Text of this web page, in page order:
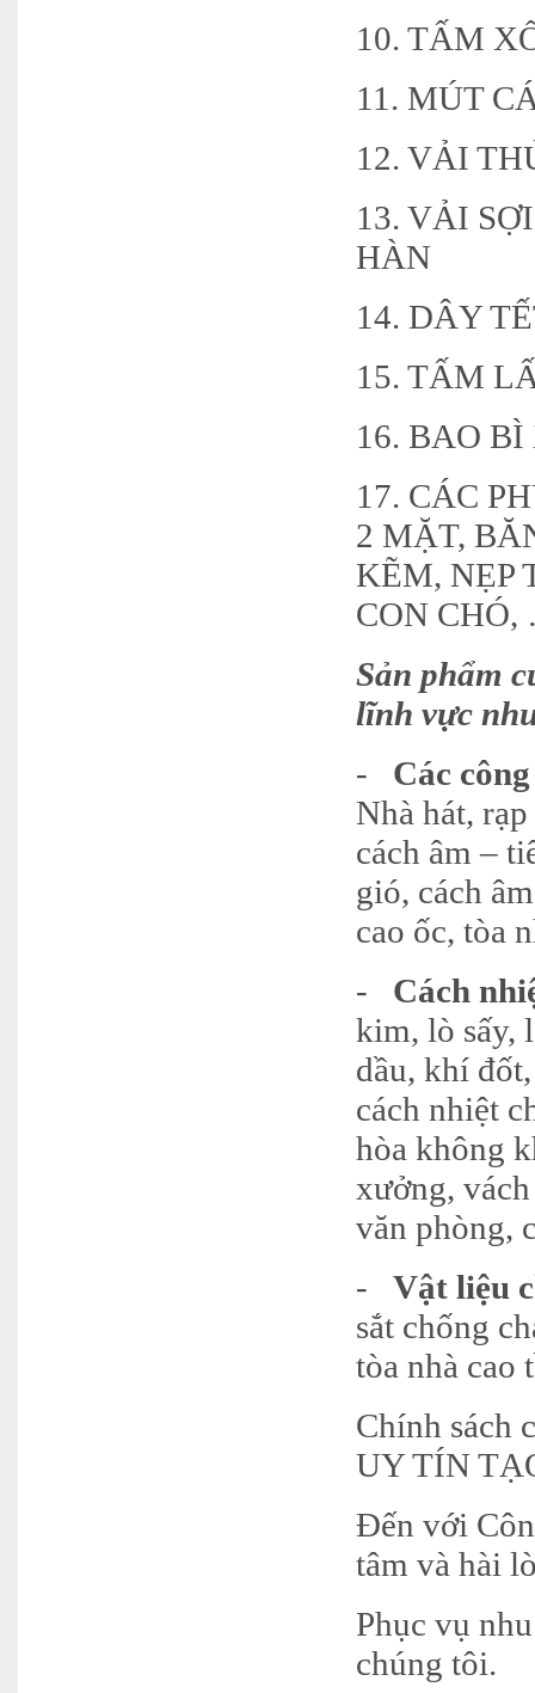
10. TẤM
11. MÚT
12. VẢI
13. VẢI
HÀN
14. DÂY
15. TẤM
16. BAO
17. CÁC
2 MẶT,
KẼM, NẸP
CON
Sản phẩm
lĩnh vực
-
Các
Nhà hát,
cách âm –
gió, cách
cao ốc, tòa
-
Cách
kim, lò sấy,
dầu, khí
cách nhiệt
hòa không
xưởng,
văn phòng,
-
Vật liệu
sắt chống
tòa nhà
Chính sách
UY TÍN
Đến với
tâm và hài
Phục vụ
chúng tôi.